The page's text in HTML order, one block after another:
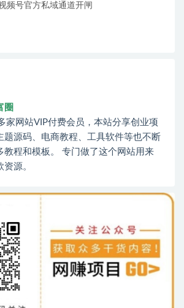
频号官方私域通道开闸
圈
家网站VIP付费会员，本站分享创业项
题源码、电商教程、工具软件等也不断
教程和模板。 专门做了这个网站用来
源。